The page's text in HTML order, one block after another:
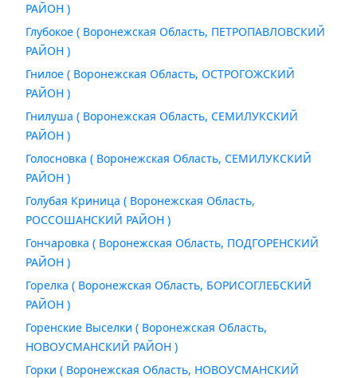
РАЙОН )
Глубокое ( Воронежская Область, ПЕТРОПАВЛОВСКИЙ
РАЙОН )
Гнилое ( Воронежская Область, ОСТРОГОЖСКИЙ
РАЙОН )
Гнилуша ( Воронежская Область, СЕМИЛУКСКИЙ
РАЙОН )
Голосновка ( Воронежская Область, СЕМИЛУКСКИЙ
РАЙОН )
Голубая Криница ( Воронежская Область,
РОССОШАНСКИЙ РАЙОН )
Гончаровка ( Воронежская Область, ПОДГОРЕНСКИЙ
РАЙОН )
Горелка ( Воронежская Область, БОРИСОГЛЕБСКИЙ
РАЙОН )
Горенские Выселки ( Воронежская Область,
НОВОУСМАНСКИЙ РАЙОН )
Горки ( Воронежская Область, НОВОУСМАНСКИЙ